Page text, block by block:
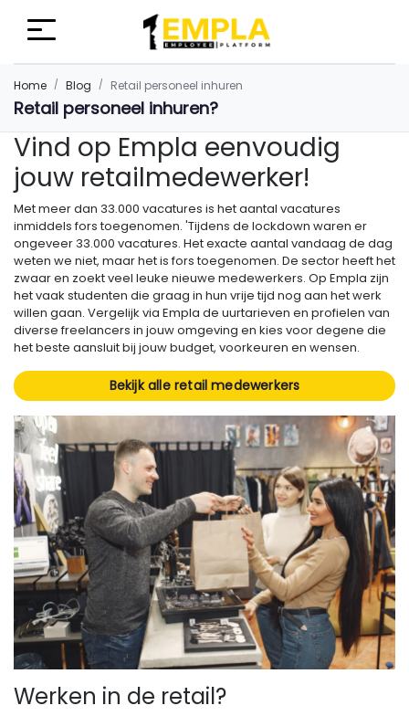
Home Blog Retail personeel inhuren
Retail personeel inhuren?
Vind op Empla eenvoudig
jouw retailmedewerker!
Met meer dan 33.000 vacatures is het aantal vacatures
inmiddels fors toegenomen. 'Tijdens de lockdown waren er
ongeveer 33.000 vacatures. Het exacte aantal vandaag de dag
weten we niet, maar het is fors toegenomen. De sector heeft het
zwaar en zoekt veel leuke nieuwe medewerkers. Op Empla zijn
het vaak studenten die graag in hun vrije tijd nog aan het werk
willen gaan. Vergelijk via Empla de uurtarieven en profielen van
diverse freelancers in jouw omgeving en kies voor degene die
het beste aansluit bij jouw budget, voorkeuren en wensen.
Bekijk alle retail medewerkers
Werken in de retail?